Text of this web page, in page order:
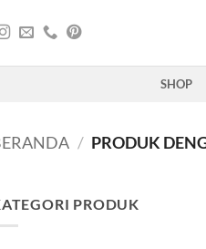
SHOP
/ PRODUK
PRODUK